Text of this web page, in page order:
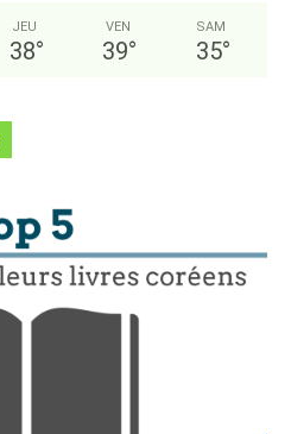
JEU
38°
VEN
39°
SAM
35°